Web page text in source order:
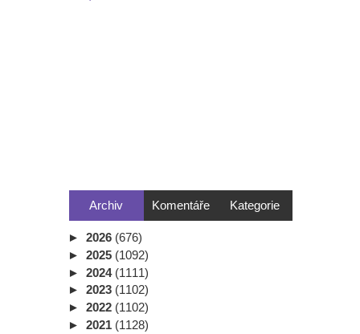
Archiv Komentáře Kategorie
► 2026 (676)
► 2025 (1092)
► 2024 (1111)
► 2023 (1102)
► 2022 (1102)
► 2021 (1128)